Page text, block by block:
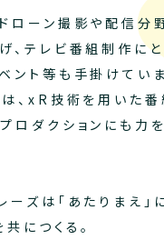
ローン撮影や配信分
、テレビ番組制作に
ント等も手掛けてい
、xR技術を用いた番
ロダクションにも力
ーズは「あたりまえ」
共につくる。